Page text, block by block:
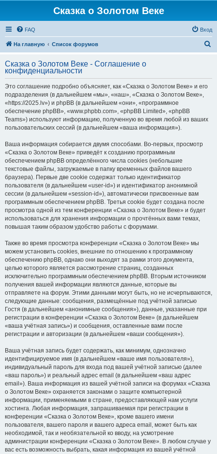
Сказка о Золотом Веке
FAQ Вход
На главную Список форумов
с
Сказка о Золотом Веке - Соглашение о
конфиденциальности
Это соглашение подробно объясняет, как «Сказка о Золотом Веке» и его
подразделения (в дальнейшем «мы», «наш», «Сказка о Золотом Веке»,
«https://2025.lv») и phpBB (в дальнейшем «они», «программное
обеспечение phpBB», «www.phpbb.com», «phpBB Limited», «phpBB
Teams») используют информацию, полученную во время любой из ваших
пользовательских сессий (в дальнейшем «ваша информация»).
Ваша информация собирается двумя способами. Во-первых, просмотр
«Сказка о Золотом Веке» приведёт к созданию программным
обеспечением phpBB определённого числа cookies (небольшие
текстовые файлы, загружаемые в папку временных файлов вашего
браузера). Первые две cookie содержат только идентификатор
пользователя (в дальнейшем «user-id») и идентификатор анонимной
сессии (в дальнейшем «session-id»), автоматически присвоенные вам
программным обеспечением phpBB. Третья cookie будет создана после
просмотра одной из тем конференции «Сказка о Золотом Веке» и будет
использоваться для хранения информации о прочтённых вами темах,
повышая таким образом удобство работы с форумами.
Также во время просмотра конференции «Сказка о Золотом Веке» мы
можем установить cookies, внешние по отношению к программному
обеспечению phpBB, однако они выходят за рамки этого документа,
целью которого является рассмотрение страниц, созданных
исключительно программным обеспечением phpBB. Вторым источником
получения вашей информации являются данные, которые вы
отправляете на форум. Этими данными могут быть, но не исчерпываются,
следующие данные: сообщения, размещённые под учётной записью
Гостя (в дальнейшем «анонимные сообщения»), данные, указанные при
регистрации в конференции «Сказка о Золотом Веке» (в дальнейшем
«ваша учётная запись») и сообщения, оставленные вами после
регистрации и авторизации (в дальнейшем «ваши сообщения»).
Ваша учётная запись будет содержать, как минимум, однозначно
идентифицируемое имя (в дальнейшем «ваше имя пользователя»),
индивидуальный пароль для входа под вашей учётной записью (далее
«ваш пароль») и реальный адрес email (в дальнейшем «ваш адрес
email»). Ваша информация из вашей учётной записи на форумах «Сказка
о Золотом Веке» охраняется законами о защите компьютерной
информации, применяемыми в стране, предоставляющей нам услуги
хостинга. Любая информация, запрашиваемая при регистрации в
конференции «Сказка о Золотом Веке», кроме вашего имени
пользователя, вашего пароля и вашего адреса email, может быть как
необходимой, так и необязательной ко вводу, на усмотрение
администрации конференции «Сказка о Золотом Веке». В любом случае у
вас есть возможность выбрать, какая информация из вашей учётной